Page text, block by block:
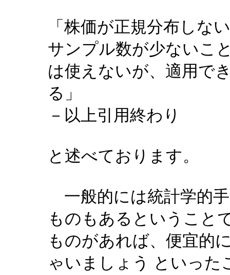
「株価が正規分布しな
サンプル数が少ないこ
は使えないが、適用で
る」
－以上引用終わり
と述べております。
一般的には統計学的
ものもあるということ
ものがあれば、便宜的
ゃいましょう といった